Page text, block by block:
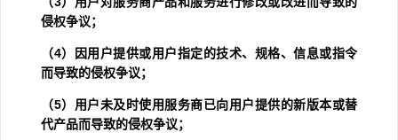
侵权争议；
（4）因用户提供或用户指定的技术、规格、信息或指令
而导致的侵权争议；
（5）用户未及时使用服务商已向用户提供的新版本或替
代产品而导致的侵权争议；